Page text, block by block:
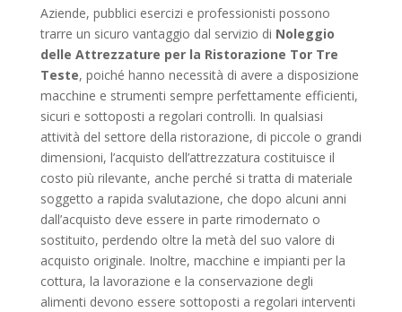
Aziende, pubblici esercizi e professionisti possono
trarre un sicuro vantaggio dal servizio di Noleggio
delle Attrezzature per la Ristorazione Tor Tre
Teste, poiché hanno necessità di avere a disposizione
macchine e strumenti sempre perfettamente efficienti,
sicuri e sottoposti a regolari controlli. In qualsiasi
attività del settore della ristorazione, di piccole o grandi
dimensioni, l’acquisto dell’attrezzatura costituisce il
costo più rilevante, anche perché si tratta di materiale
soggetto a rapida svalutazione, che dopo alcuni anni
dall’acquisto deve essere in parte rimodernato o
sostituito, perdendo oltre la metà del suo valore di
acquisto originale. Inoltre, macchine e impianti per la
cottura, la lavorazione e la conservazione degli
alimenti devono essere sottoposti a regolari interventi